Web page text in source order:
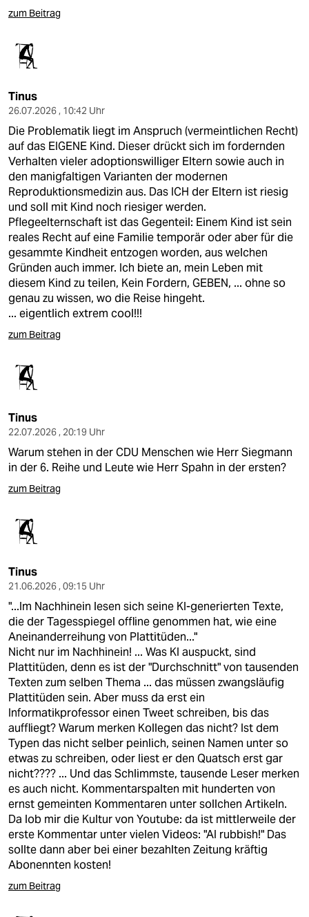
zum Beitrag
Tinus
26.07.2026 , 10:42 Uhr
Die Problematik liegt im Anspruch (vermeintlichen Recht)
auf das EIGENE Kind. Dieser drückt sich im fordernden
Verhalten vieler adoptionswilliger Eltern sowie auch in
den manigfaltigen Varianten der modernen
Reproduktionsmedizin aus. Das ICH der Eltern ist riesig
und soll mit Kind noch riesiger werden.
Pflegeelternschaft ist das Gegenteil: Einem Kind ist sein
reales Recht auf eine Familie temporär oder aber für die
gesammte Kindheit entzogen worden, aus welchen
Gründen auch immer. Ich biete an, mein Leben mit
diesem Kind zu teilen, Kein Fordern, GEBEN, ... ohne so
genau zu wissen, wo die Reise hingeht.
... eigentlich extrem cool!!!
zum Beitrag
Tinus
22.07.2026 , 20:19 Uhr
Warum stehen in der CDU Menschen wie Herr Siegmann
in der 6. Reihe und Leute wie Herr Spahn in der ersten?
zum Beitrag
Tinus
21.06.2026 , 09:15 Uhr
"...Im Nachhinein lesen sich seine KI-generierten Texte,
die der Tagesspiegel offline genommen hat, wie eine
Aneinanderreihung von Plattitüden..."
Nicht nur im Nachhinein! ... Was KI auspuckt, sind
Plattitüden, denn es ist der "Durchschnitt" von tausenden
Texten zum selben Thema ... das müssen zwangsläufig
Plattitüden sein. Aber muss da erst ein
Informatikprofessor einen Tweet schreiben, bis das
auffliegt? Warum merken Kollegen das nicht? Ist dem
Typen das nicht selber peinlich, seinen Namen unter so
etwas zu schreiben, oder liest er den Quatsch erst gar
nicht???? ... Und das Schlimmste, tausende Leser merken
es auch nicht. Kommentarspalten mit hunderten von
ernst gemeinten Kommentaren unter sollchen Artikeln.
Da lob mir die Kultur von Youtube: da ist mittlerweile der
erste Kommentar unter vielen Videos: "AI rubbish!" Das
sollte dann aber bei einer bezahlten Zeitung kräftig
Abonennten kosten!
zum Beitrag